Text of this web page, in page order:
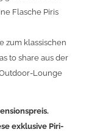
Flasche Piris
zum klassischen
to share aus der
Lounge
exklusive Piri-